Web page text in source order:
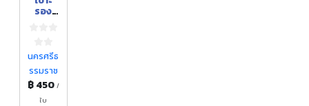
รอง
นครศรีธ
รรมราช
฿ 450 /
ใบ